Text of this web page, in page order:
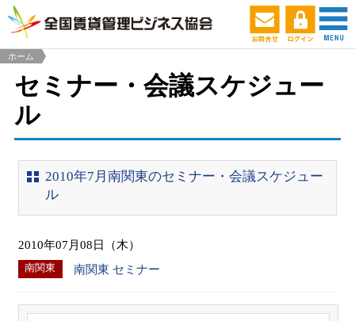
ホーム
セミナー・会議スケジュー
ル
2010年7月南関東のセミナー・会議スケジュー
ル
2010年07月08日（木）
南関東 南関東 セミナー